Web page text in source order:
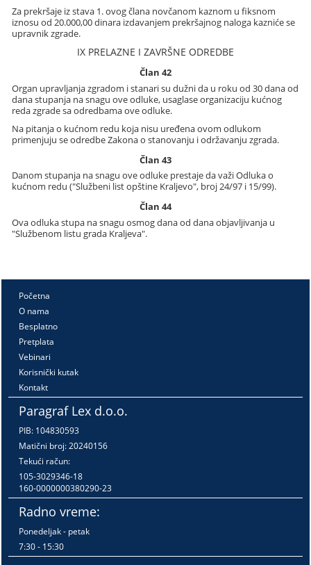
Za prekršaje iz stava 1. ovog člana novčanom kaznom u fiksnom
iznosu od 20.000,00 dinara izdavanjem prekršajnog naloga kazniće se
upravnik zgrade.
IX PRELAZNE I ZAVRŠNE ODREDBE
Član 42
Organ upravljanja zgradom i stanari su dužni da u roku od 30 dana od
dana stupanja na snagu ove odluke, usaglase organizaciju kućnog
reda zgrade sa odredbama ove odluke.
Na pitanja o kućnom redu koja nisu uređena ovom odlukom
primenjuju se odredbe Zakona o stanovanju i održavanju zgrada.
Član 43
Danom stupanja na snagu ove odluke prestaje da važi Odluka o
kućnom redu ("Službeni list opštine Kraljevo", broj 24/97 i 15/99).
Član 44
Ova odluka stupa na snagu osmog dana od dana objavljivanja u
"Službenom listu grada Kraljeva".
Početna
O nama
Besplatno
Pretplata
Vebinari
Korisnički kutak
Kontakt
Paragraf Lex d.o.o.
PIB: 104830593
Matični broj: 20240156
Tekući račun:
105-3029346-18
160-0000000380290-23
Radno vreme:
Ponedeljak - petak
7:30 - 15:30